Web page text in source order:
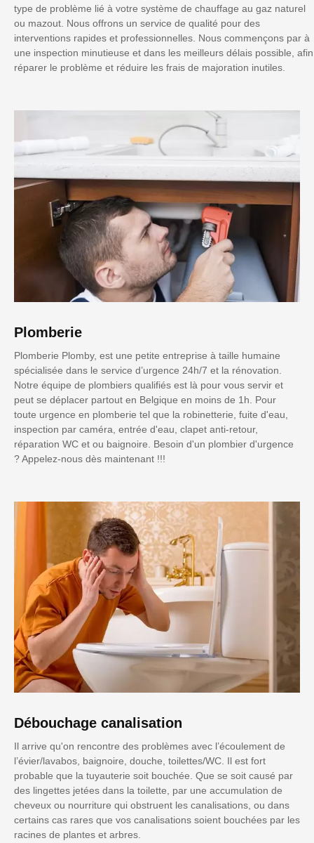
type de problème lié à votre système de chauffage au gaz naturel
ou mazout. Nous offrons un service de qualité pour des
interventions rapides et professionnelles. Nous commençons par à
une inspection minutieuse et dans les meilleurs délais possible, afin
réparer le problème et réduire les frais de majoration inutiles.
Plomberie
Plomberie Plomby, est une petite entreprise à taille humaine
spécialisée dans le service d’urgence 24h/7 et la rénovation.
Notre équipe de plombiers qualifiés est là pour vous servir et
peut se déplacer partout en Belgique en moins de 1h. Pour
toute urgence en plomberie tel que la robinetterie, fuite d'eau,
inspection par caméra, entrée d'eau, clapet anti-retour,
réparation WC et ou baignoire. Besoin d'un plombier d'urgence
? Appelez-nous dès maintenant !!!
Débouchage canalisation
Il arrive qu'on rencontre des problèmes avec l’écoulement de
l’évier/lavabos, baignoire, douche, toilettes/WC. Il est fort
probable que la tuyauterie soit bouchée. Que se soit causé par
des lingettes jetées dans la toilette, par une accumulation de
cheveux ou nourriture qui obstruent les canalisations, ou dans
certains cas rares que vos canalisations soient bouchées par les
racines de plantes et arbres.